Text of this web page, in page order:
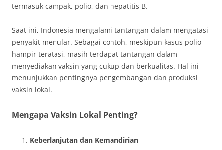
termasuk campak, polio, dan hepatitis B.
Saat ini, Indonesia mengalami tantangan dalam mengatasi
penyakit menular. Sebagai contoh, meskipun kasus polio
hampir teratasi, masih terdapat tantangan dalam
menyediakan vaksin yang cukup dan berkualitas. Hal ini
menunjukkan pentingnya pengembangan dan produksi
vaksin lokal.
Mengapa Vaksin Lokal Penting?
Keberlanjutan dan Kemandirian